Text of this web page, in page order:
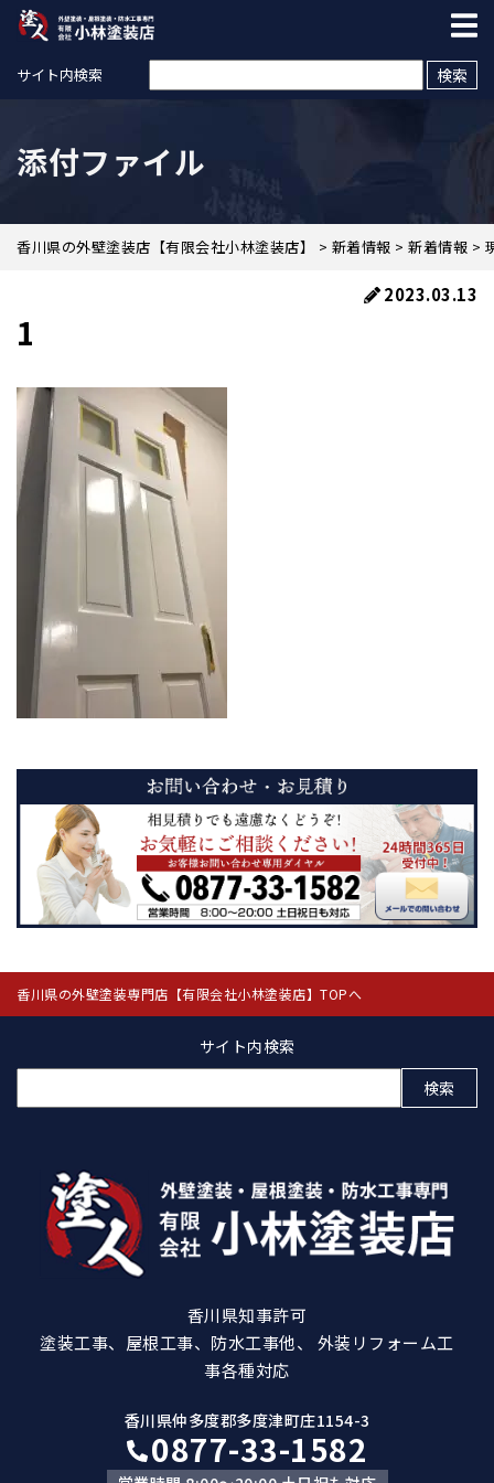
サイト内検索
添付ファイル
香川県の外壁塗装店【有限会社小林塗装店】 > 新着情報 > 新着情報 >
2023.03.13
1
香川県の外壁塗装専門店【有限会社小林塗装店】TOPへ
サイト内検索
索:
香川県知事許可
塗装工事、屋根工事、防水工事他、 外装リフォーム工
事各種対応
香川県仲多度郡多度津町庄1154-3
0877-33-1582